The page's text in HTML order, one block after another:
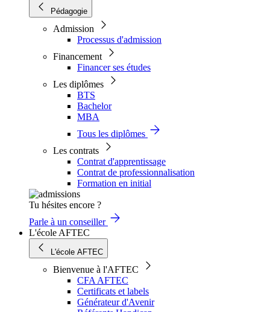
Pédagogie
Admission
Processus d'admission
Financement
Financer ses études
Les diplômes
BTS
Bachelor
MBA
Tous les diplômes
Les contrats
Contrat d'apprentissage
Contrat de professionnalisation
Formation en initial
Tu hésites encore ?
Parle à un conseiller
L'école AFTEC
L'école AFTEC
Bienvenue à l'AFTEC
CFA AFTEC
Certificats et labels
Générateur d'Avenir